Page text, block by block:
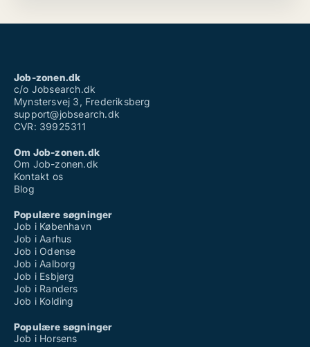
Job-zonen.dk
c/o Jobsearch.dk
Mynstersvej 3, Frederiksberg
support@jobsearch.dk
CVR: 39925311
Om Job-zonen.dk
Om Job-zonen.dk
Kontakt os
Blog
Populære søgninger
Job i København
Job i Aarhus
Job i Odense
Job i Aalborg
Job i Esbjerg
Job i Randers
Job i Kolding
Populære søgninger
Job i Horsens